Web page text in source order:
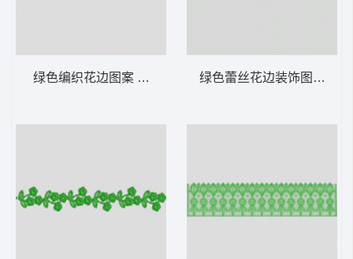
绿色编织花边图案 水溶 绿色蕾丝花边装饰图案 水溶